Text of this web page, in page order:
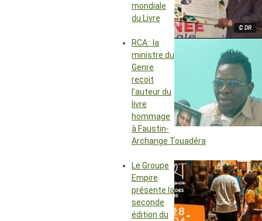
© DR
mondiale
du Livre
RCA : la
ministre du
Genre
reçoit
l’auteur du
livre
hommage
à Faustin-
Archange Touadéra
Le Groupe
Empire
présente la
seconde
édition du